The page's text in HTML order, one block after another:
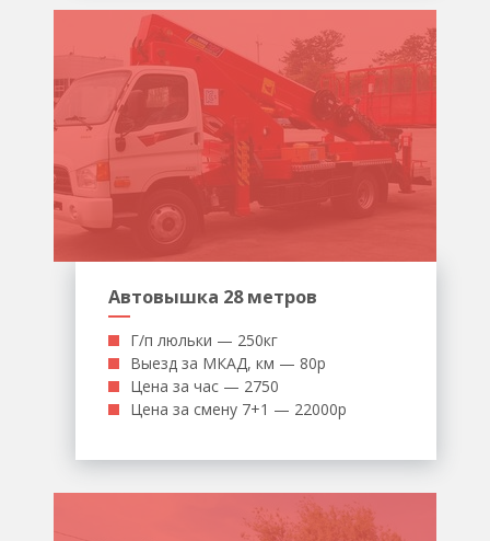
Автовышка 28 метров
Г/п люльки — 250кг
Выезд за МКАД, км — 80р
Цена за час — 2750
Цена за смену 7+1 — 22000р